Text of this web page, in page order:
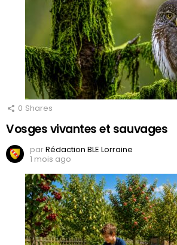
0 Shares
Vosges vivantes et sauvages
parRédaction BLE Lorraine
1 mois ago